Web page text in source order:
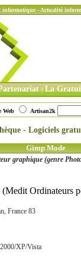
informatique - Actualité
| La
Web Artisan2k
- Logiciels
Gimp Mode
graphique (genre
(Medit Ordinateurs
France 83
XP/Vista